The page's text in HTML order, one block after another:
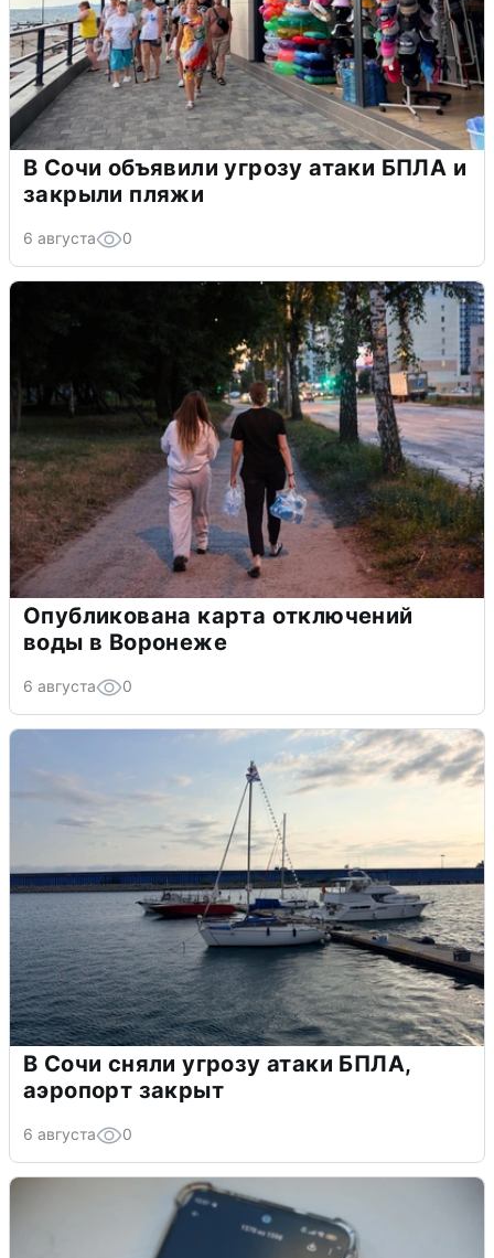
В Сочи объявили угрозу атаки БПЛА и
закрыли пляжи
6 августа 0
Опубликована карта отключений
воды в Воронеже
6 августа 0
В Сочи сняли угрозу атаки БПЛА,
аэропорт закрыт
6 августа 0